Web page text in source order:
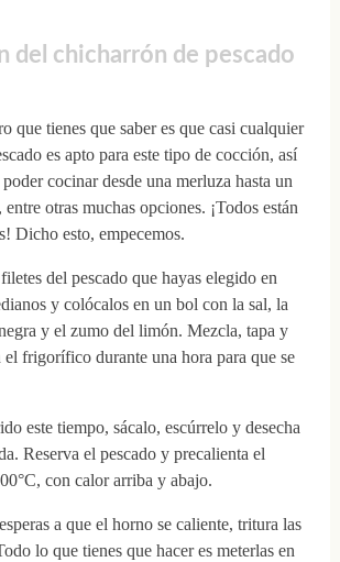
del chicharrón de pescado
que tienes que saber es que casi cualquier
es apto para este tipo de cocción, así
cocinar desde una merluza hasta un
otras muchas opciones. ¡Todos están
Dicho esto, empecemos.
del pescado que hayas elegido en
y colócalos en un bol con la sal, la
y el zumo del limón. Mezcla, tapa y
el frigorífico durante una hora para que se
este tiempo, sácalo, escúrrelo y desecha
Reserva el pescado y precalienta el
con calor arriba y abajo.
a que el horno se caliente, tritura las
lo que tienes que hacer es meterlas en